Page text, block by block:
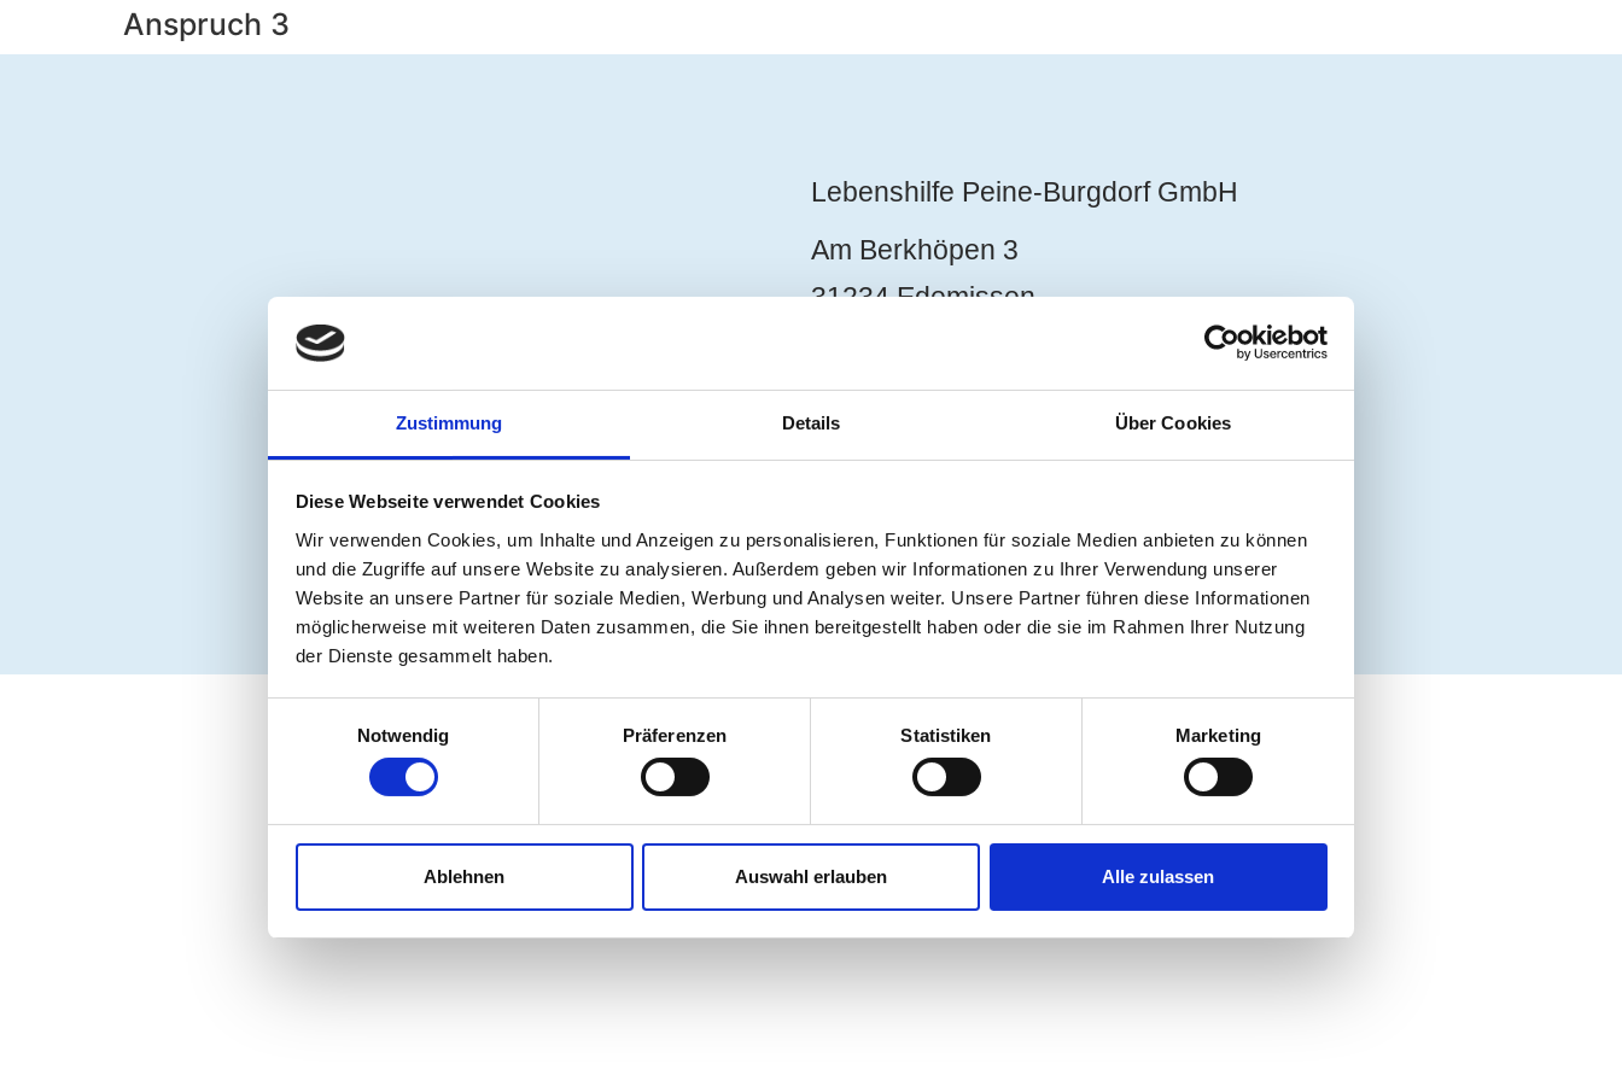
Zustimmung Details Über Cookies
Diese Webseite verwendet Cookies
Wir verwenden Cookies, um Inhalte und Anzeigen zu personalisieren, Funktionen für soziale Medien anbieten zu können
und die Zugriffe auf unsere Website zu analysieren. Außerdem geben wir Informationen zu Ihrer Verwendung unserer
Website an unsere Partner für soziale Medien, Werbung und Analysen weiter. Unsere Partner führen diese Informationen
möglicherweise mit weiteren Daten zusammen, die Sie ihnen bereitgestellt haben oder die sie im Rahmen Ihrer Nutzung
der Dienste gesammelt haben.
Notwendig
Präferenzen Statistiken Marketing
Ablehnen Auswahl erlauben Alle zulassen
Anspruch 3
Lebenshilfe Peine-Burgdorf GmbH
Am Berkhöpen 3
31234 Edemissen
Haben Sie Fragen?
DatenschutzImpressum